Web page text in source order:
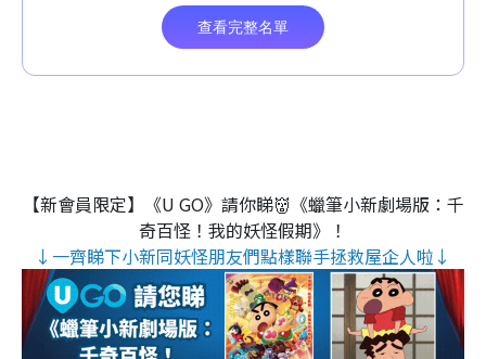
【新會員限定】《U GO》請你睇👹《蠟筆小新劇場版：千
奇百怪！我的妖怪假期》！
↓一齊睇下小新同妖怪朋友們點樣聯手拯救屋企人啦↓